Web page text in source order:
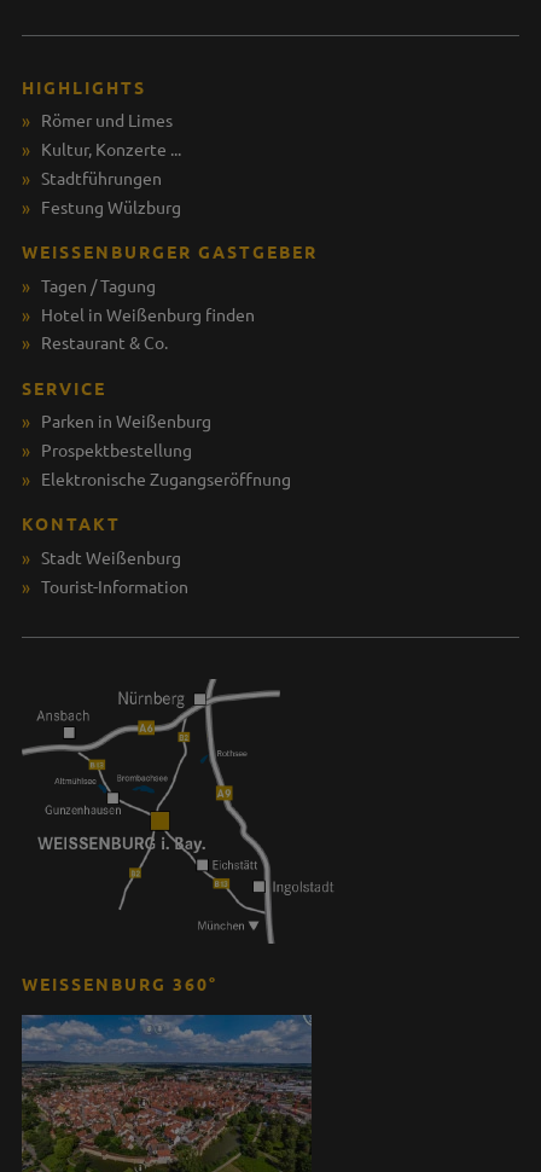
HIGHLIGHTS
Römer und Limes
Kultur, Konzerte ...
Stadtführungen
Festung Wülzburg
WEISSENBURGER GASTGEBER
Tagen / Tagung
Hotel in Weißenburg finden
Restaurant & Co.
SERVICE
Parken in Weißenburg
Prospektbestellung
Elektronische Zugangseröffnung
KONTAKT
Stadt Weißenburg
Tourist-Information
WEISSENBURG 360°